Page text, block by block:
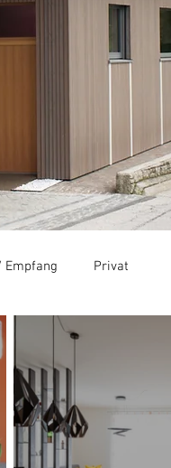
Empfang Privat